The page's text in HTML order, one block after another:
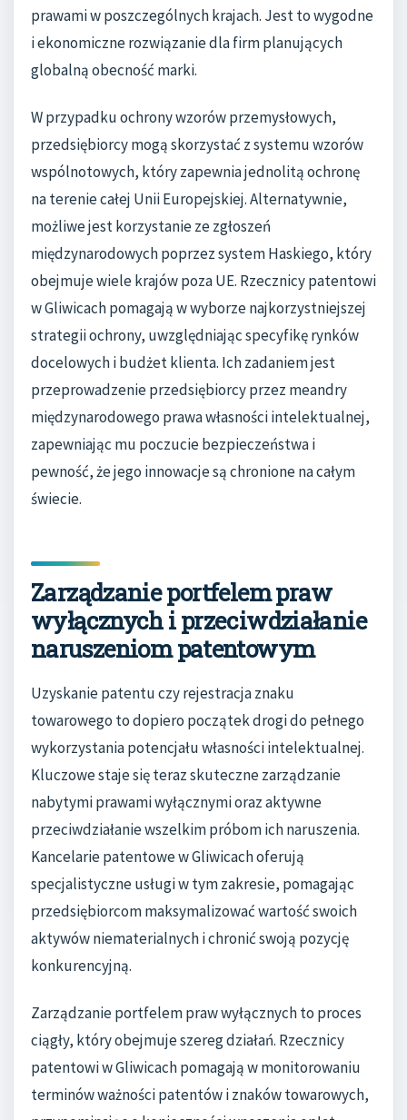
prawami w poszczególnych krajach. Jest to wygodne
i ekonomiczne rozwiązanie dla firm planujących
globalną obecność marki.
W przypadku ochrony wzorów przemysłowych,
przedsiębiorcy mogą skorzystać z systemu wzorów
wspólnotowych, który zapewnia jednolitą ochronę
na terenie całej Unii Europejskiej. Alternatywnie,
możliwe jest korzystanie ze zgłoszeń
międzynarodowych poprzez system Haskiego, który
obejmuje wiele krajów poza UE. Rzecznicy patentowi
w Gliwicach pomagają w wyborze najkorzystniejszej
strategii ochrony, uwzględniając specyfikę rynków
docelowych i budżet klienta. Ich zadaniem jest
przeprowadzenie przedsiębiorcy przez meandry
międzynarodowego prawa własności intelektualnej,
zapewniając mu poczucie bezpieczeństwa i
pewność, że jego innowacje są chronione na całym
świecie.
Zarządzanie portfelem praw
wyłącznych i przeciwdziałanie
naruszeniom patentowym
Uzyskanie patentu czy rejestracja znaku
towarowego to dopiero początek drogi do pełnego
wykorzystania potencjału własności intelektualnej.
Kluczowe staje się teraz skuteczne zarządzanie
nabytymi prawami wyłącznymi oraz aktywne
przeciwdziałanie wszelkim próbom ich naruszenia.
Kancelarie patentowe w Gliwicach oferują
specjalistyczne usługi w tym zakresie, pomagając
przedsiębiorcom maksymalizować wartość swoich
aktywów niematerialnych i chronić swoją pozycję
konkurencyjną.
Zarządzanie portfelem praw wyłącznych to proces
ciągły, który obejmuje szereg działań. Rzecznicy
patentowi w Gliwicach pomagają w monitorowaniu
terminów ważności patentów i znaków towarowych,